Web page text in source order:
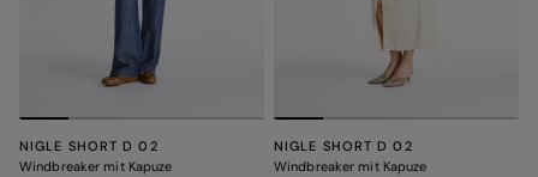
NIGLE SHORT D 02
Windbreaker mit Kapuze
NIGLE SHORT D 02
Windbreaker mit Kapuze